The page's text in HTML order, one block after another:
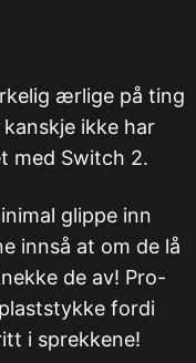
ærlige på ting
ikke har
med Switch 2.
glippe inn
innså at om de lå
de av! Pro-
fordi
i sprekkene!